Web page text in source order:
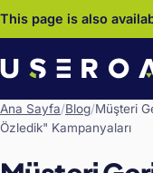
This page is also
Ana Sayfa/Blog/Müşteri
Özledik" Kampanyaları